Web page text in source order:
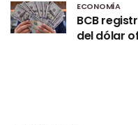
ECONOMÍA
BCB
del dólar